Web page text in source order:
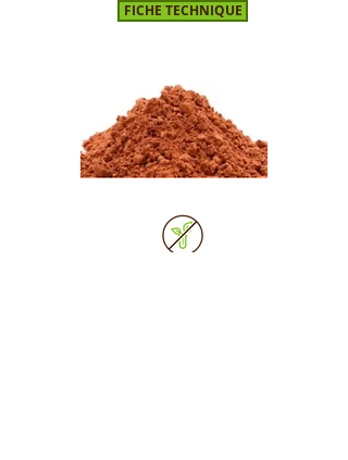
FICHE TECHNIQUE